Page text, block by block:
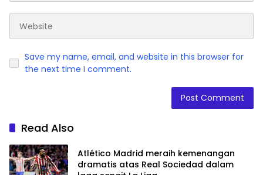
Save my name, email, and website in this browser for
the next time I comment.
Read Also
Atlético Madrid meraih kemenangan
dramatis atas Real Sociedad dalam